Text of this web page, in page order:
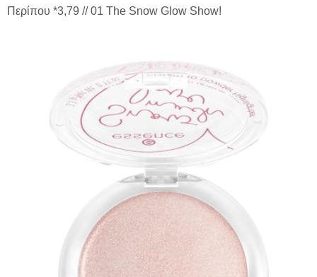
Περίπου *3,79 // 01 The Snow Glow Show!